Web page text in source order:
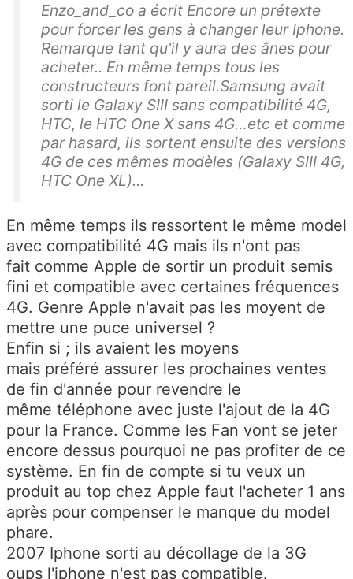
Enzo_and_co a écrit Encore un prétexte
pour forcer les gens à changer leur Iphone.
Remarque tant qu'il y aura des ânes pour
acheter.. En même temps tous les
constructeurs font pareil.Samsung avait
sorti le Galaxy SIII sans compatibilité 4G,
HTC, le HTC One X sans 4G…etc et comme
par hasard, ils sortent ensuite des versions
4G de ces mêmes modèles (Galaxy SIII 4G,
HTC One XL)...
En même temps ils ressortent le même model
avec compatibilité 4G mais ils n'ont pas
fait comme Apple de sortir un produit semis
fini et compatible avec certaines fréquences
4G. Genre Apple n'avait pas les moyent de
mettre une puce universel ?
Enfin si ; ils avaient les moyens
mais préféré assurer les prochaines ventes
de fin d'année pour revendre le
même téléphone avec juste l'ajout de la 4G
pour la France. Comme les Fan vont se jeter
encore dessus pourquoi ne pas profiter de ce
système. En fin de compte si tu veux un
produit au top chez Apple faut l'acheter 1 ans
après pour compenser le manque du model
phare.
2007 Iphone sorti au décollage de la 3G
oups l'iphone n'est pas compatible.